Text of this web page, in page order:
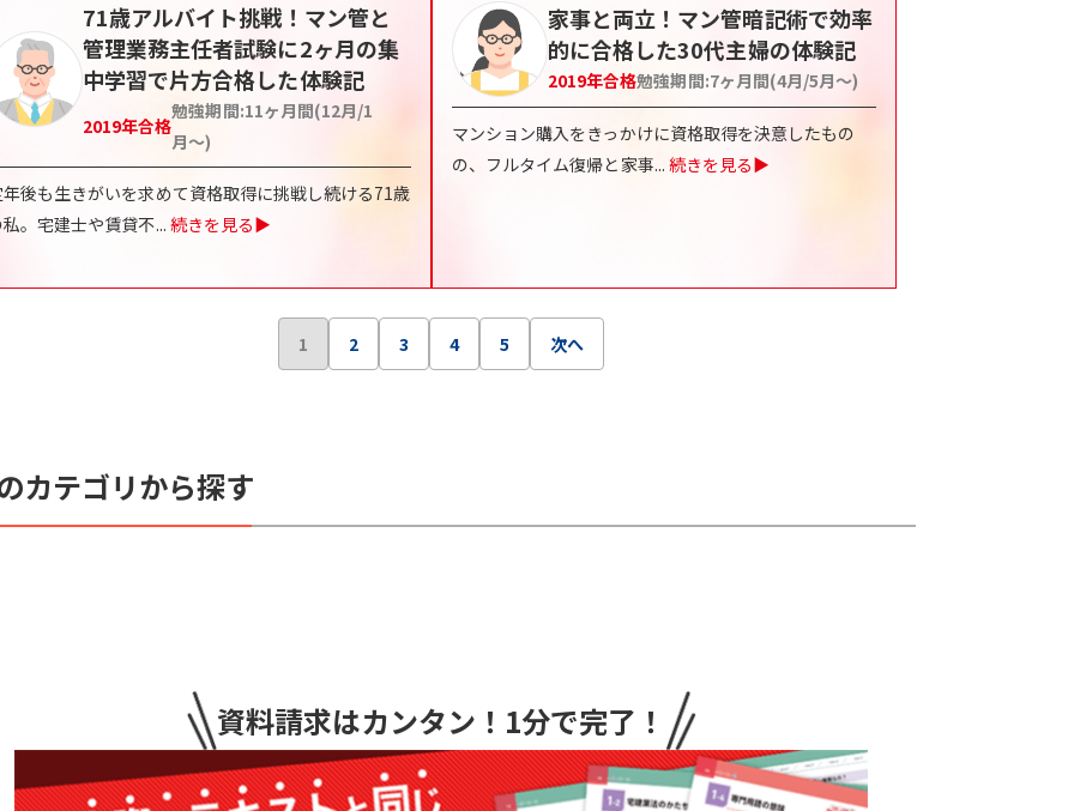
71歳アルバイト挑戦！マン管と
管理業務主任者試験に2ヶ月の集
中学習で片方合格した体験記
2019年合格
勉強期間:11ヶ月間(12月/1
月〜)
後も生きがいを求めて資格取得に挑戦し続ける71歳
。宅建士や賃貸不... 続きを見る▶
家事と両立！マン管暗記術で効率
的に合格した30代主婦の体験記
2019年合格勉強期間:7ヶ月間(4月/5月〜)
マンション購入をきっかけに資格取得を決意したもの
の、フルタイム復帰と家事... 続きを見る▶
1 2 3 4 5 次へ
カテゴリから探す
資料請求はカンタン ！1分で完了！